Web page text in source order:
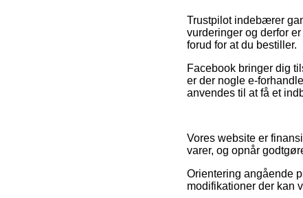
Trustpilot indebærer
vurderinger og derfor
forud for at du bestiller.
Facebook bringer dig
er der nogle e-
anvendes til at få et
Vores website er
varer, og opnår
Orientering angående
modifikationer der kan